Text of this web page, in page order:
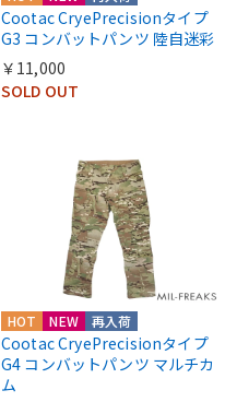
Cootac CryePrecisionタイプ
G3 コンバットパンツ 陸自迷彩
￥11,000
SOLD OUT
HOT NEW 再入荷
Cootac CryePrecisionタイプ
G4 コンバットパンツ マルチカ
ム